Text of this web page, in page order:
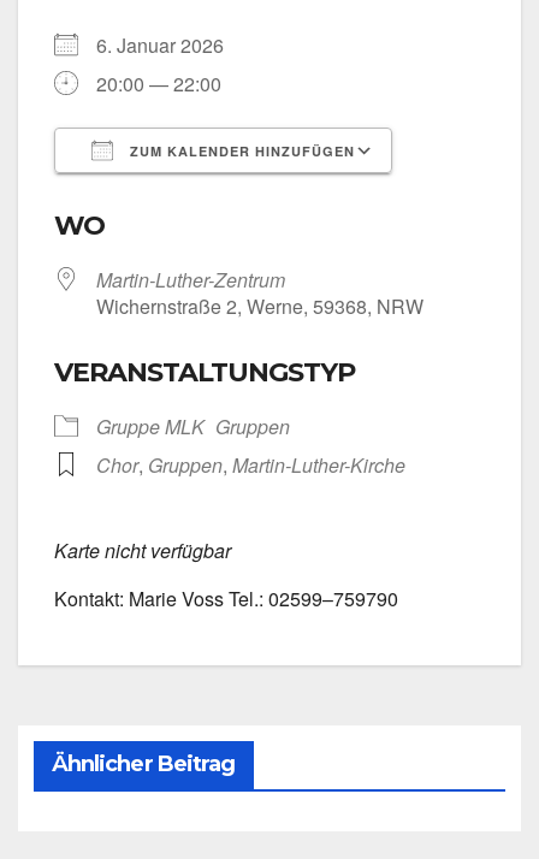
6. Janu­ar 2026
20:00 — 22:00
ZUM KALENDER HINZUFÜGEN
WO
Martin-Luther-Zentrum
Wichern­stra­ße 2, Wer­ne, 59368, NRW
VERANSTALTUNGSTYP
Grup­pe MLK Grup­pen
Chor, Grup­pen, Martin-Luther-Kirche
Kar­te nicht ver­füg­bar
Kon­takt: Marie Voss Tel.: 02599–759790
Ähnlicher Beitrag